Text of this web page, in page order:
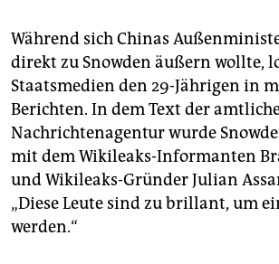
Während sich Chinas
direkt zu Snowden äußern wollte,
Staatsmedien den 29-Jährigen in
Berichten. In dem Text der
Nachrichtenagentur wurde
mit dem Wikileaks-Informanten
und Wikileaks-Gründer Julian
„Diese Leute sind zu brillant, um
werden.“